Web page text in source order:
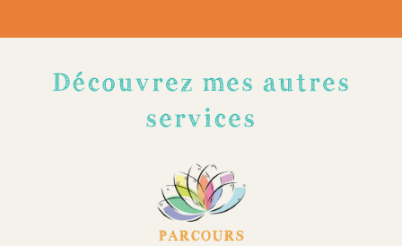
Découvrez mes autres
services
PARCOURS